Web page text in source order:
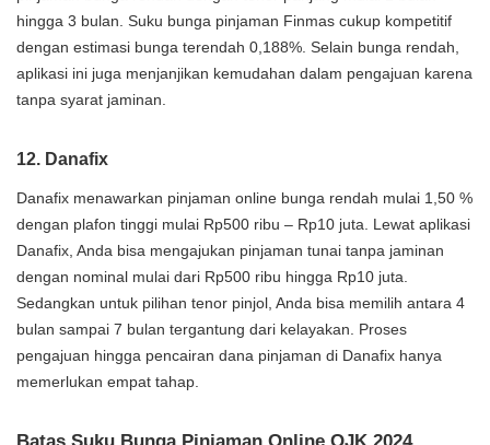
hingga 3 bulan. Suku bunga pinjaman Finmas cukup kompetitif
dengan estimasi bunga terendah 0,188%. Selain bunga rendah,
aplikasi ini juga menjanjikan kemudahan dalam pengajuan karena
tanpa syarat jaminan.
12. Danafix
Danafix menawarkan pinjaman online bunga rendah mulai 1,50 %
dengan plafon tinggi mulai Rp500 ribu – Rp10 juta. Lewat aplikasi
Danafix, Anda bisa mengajukan pinjaman tunai tanpa jaminan
dengan nominal mulai dari Rp500 ribu hingga Rp10 juta.
Sedangkan untuk pilihan tenor pinjol, Anda bisa memilih antara 4
bulan sampai 7 bulan tergantung dari kelayakan. Proses
pengajuan hingga pencairan dana pinjaman di Danafix hanya
memerlukan empat tahap.